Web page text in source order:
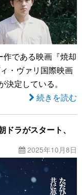
である映画『焼却
・ヴァリ国際映画
定している。
続きを読む
ドラがスタート、
2025年10月8日